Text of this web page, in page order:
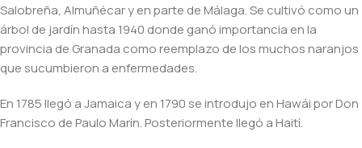
Salobreña, Almuñécar y en parte de Málaga. Se cultivó como un
árbol de jardín hasta 1940 donde ganó importancia en la
provincia de Granada como reemplazo de los muchos naranjos
que sucumbieron a enfermedades.
En 1785 llegó a Jamaica y en 1790 se introdujo en Hawái por Don
Francisco de Paulo Marín. Posteriormente llegó a Haití.